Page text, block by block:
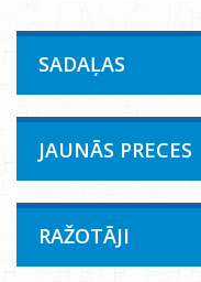
SADAĻAS
JAUNĀS PRECES
RAŽOTĀJI